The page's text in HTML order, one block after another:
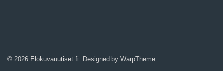
© 2026 Elokuvauutiset.fi. Designed by WarpTheme